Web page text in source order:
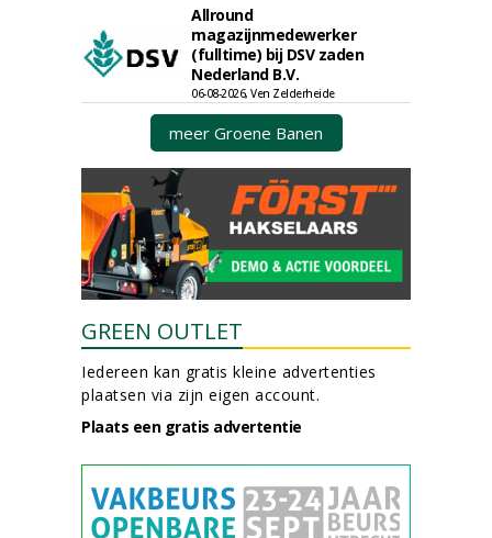
Allround
magazijnmedewerker
(fulltime) bij DSV zaden
Nederland B.V.
06-08-2026, Ven Zelderheide
meer Groene Banen
GREEN OUTLET
Iedereen kan gratis kleine advertenties
plaatsen via zijn eigen account.
Plaats een gratis advertentie